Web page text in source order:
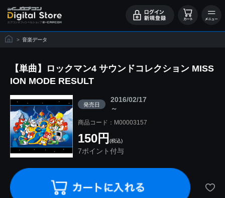
> 音楽データ
【単曲】ロックマン4 サウンドコレクション MISS
ION MODE RESULT
発売日
2016/02/17
～
商品コード：M00003157
150円 (税込)
7ポイント付与